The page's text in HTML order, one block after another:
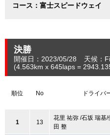
コース：富士スピードウェイ
決勝
開催日：2023/05/28 天候：
(4.563km x 645laps =
順位 No ドライバ
1 13
花里 祐弥 /石坂 瑞基/
田 整